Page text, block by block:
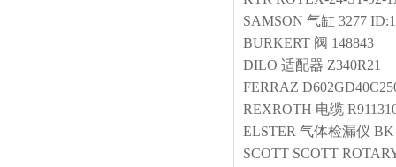
SAMSON 气缸 3277
BURKERT 阀 148843
DILO 适配器 Z340R21
FERRAZ
REXROTH 电缆
ELSTER 气体检漏仪 BK
SCOTT SCOTT